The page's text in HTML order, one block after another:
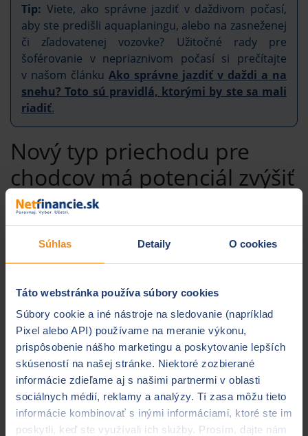
Súhlas Detaily O cookies
Táto webstránka používa súbory cookies
Súbory cookie a iné nástroje na sledovanie (napríklad
Pixel alebo API) používame na meranie výkonu,
prispôsobenie nášho marketingu a poskytovanie lepších
skúseností na našej stránke. Niektoré zozbierané
informácie zdieľame aj s našimi partnermi v oblasti
sociálnych médií, reklamy a analýzy. Tí zasa môžu tieto
informácie kombinovať s inými informáciami, ktoré ste im
poskytli, keď ste využívali ich služby. Prosím, dajte nám
Tip: Viete, ako správne jazdiť v daždivom počasí,
aby ste predišli aquaplaningu, alebo na zasneženej
či zľadovatenej vozovke? Užitočné rady pre
šoférovanie v nepriaznivom počasí si prečítajte
v našom článku Ako správne jazdiť v daždi a na
snehu? Toto sú pravidlá, ktorými by ste sa mali
riadiť.
Nový typ priechodu pre
chodcov má potenciál zvýšiť
bezpečnosť
V poslednej dobe sa okrem zaužívaného označenia
„priechod pre chodcov“ môžete stretnúť s novým
pojmom „miesto na prechádzanie“. Je v nich nejaký
rozdiel? Áno, a to nielen v ich vizuálnom značení na
ceste, ale aj povinnosti správania sa chodcov.
Miesto na prechádzanie je na rozdiel od klasickej
„zebry“ vyčlenené lendvomi pozdĺžnymi
prerušovanými čiarami po okraji. Tieto čiary sa
vyznačujú hlavnena väčších križovatkách, kde je
semafor, a teda svetelná signalizácia. Ako chodec
môžete cez takéto miesto prejsť len v prípade, že na
semafore pre chodcov svieti zelená. Na druhej strane